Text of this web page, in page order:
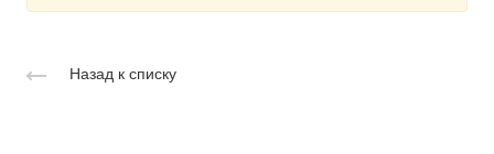
Назад к списку